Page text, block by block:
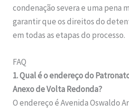
condenação severa e uma pena
garantir que os direitos do
em todas as etapas do processo.
FAQ
1. Qual é o endereço do
Anexo de Volta Redonda?
O endereço é Avenida Oswaldo